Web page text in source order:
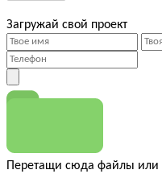
Загружай свой проект
Перетащи сюда файлы или